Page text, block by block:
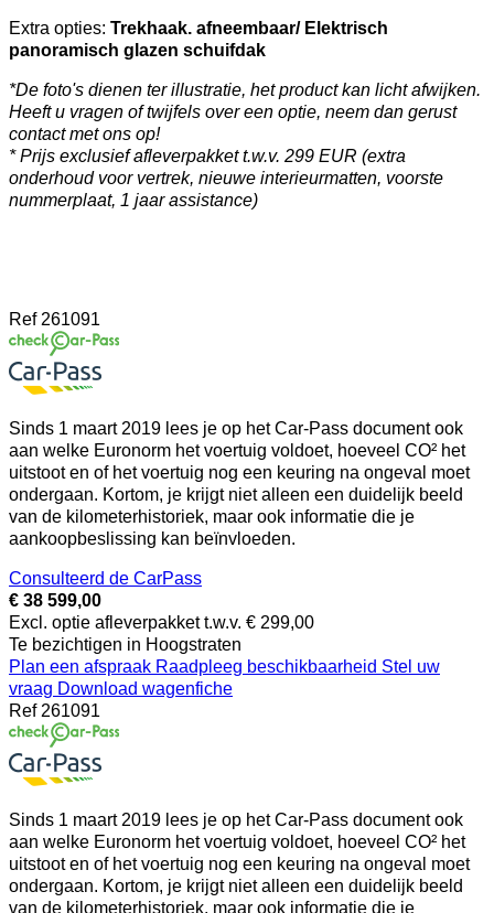
Extra opties: Trekhaak. afneembaar/ Elektrisch
panoramisch glazen schuifdak
*De foto's dienen ter illustratie, het product kan licht afwijken.
Heeft u vragen of twijfels over een optie, neem dan gerust
contact met ons op!
* Prijs exclusief afleverpakket t.w.v. 299 EUR (extra
onderhoud voor vertrek, nieuwe interieurmatten, voorste
nummerplaat, 1 jaar assistance)
Ref 261091
Sinds 1 maart 2019 lees je op het Car-Pass document ook
aan welke Euronorm het voertuig voldoet, hoeveel CO² het
uitstoot en of het voertuig nog een keuring na ongeval moet
ondergaan. Kortom, je krijgt niet alleen een duidelijk beeld
van de kilometerhistoriek, maar ook informatie die je
aankoopbeslissing kan beïnvloeden.
Consulteerd de CarPass
€ 38 599,00
Excl. optie afleverpakket t.w.v. € 299,00
Te bezichtigen in Hoogstraten
Plan een afspraak Raadpleeg beschikbaarheid Stel uw
vraag Download wagenfiche
Ref 261091
Sinds 1 maart 2019 lees je op het Car-Pass document ook
aan welke Euronorm het voertuig voldoet, hoeveel CO² het
uitstoot en of het voertuig nog een keuring na ongeval moet
ondergaan. Kortom, je krijgt niet alleen een duidelijk beeld
van de kilometerhistoriek, maar ook informatie die je